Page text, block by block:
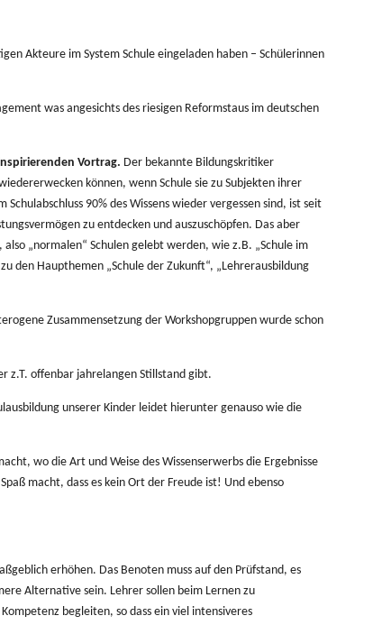
Akteure im System Schule eingeladen haben – Schülerinnen
was angesichts des riesigen Reformstaus im deutschen
Vortrag. Der bekannte Bildungskritiker
können, wenn Schule sie zu Subjekten ihrer
90% des Wissens wieder vergessen sind, ist seit
zu entdecken und auszuschöpfen. Das aber
„normalen“ Schulen gelebt werden, wie z.B. „Schule im
den Haupthemen „Schule der Zukunft“, „Lehrerausbildung
Zusammensetzung der Workshopgruppen wurde schon
z.T. offenbar jahrelangen Stillstand gibt.
unserer Kinder leidet hierunter genauso wie die
wo die Art und Weise des Wissenserwerbs die Ergebnisse
macht, dass es kein Ort der Freude ist! Und ebenso
erhöhen. Das Benoten muss auf den Prüfstand, es
Alternative sein. Lehrer sollen beim Lernen zu
begleiten, so dass ein viel intensiveres